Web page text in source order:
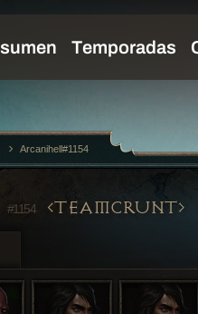
#1154 TEAMCRUNT
Arcanihell#1154